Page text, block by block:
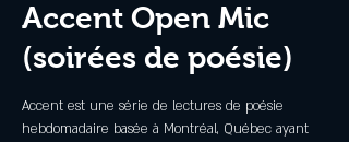
Accent Open Mic
(soirées de poésie)
Accent est une série de lectures de poésie
hebdomadaire basée à Montréal, Québec ayant